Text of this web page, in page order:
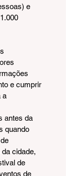
e
e cumprir
a
antes da
quando
cidade,
de
de